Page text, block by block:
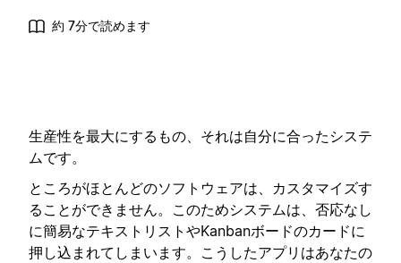
約 7分で読めます
生産性を最大にするもの、それは自分に合ったシステ
ムです。
ところがほとんどのソフトウェアは、カスタマイズす
ることができません。このためシステムは、否応なし
に簡易なテキストリストやKanbanボードのカードに
押し込まれてしまいます。こうしたアプリはあなたの